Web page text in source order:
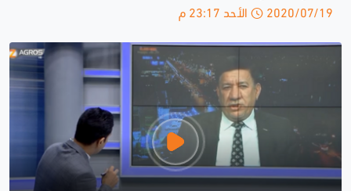
2020/07/19 الأحد 23:17 م